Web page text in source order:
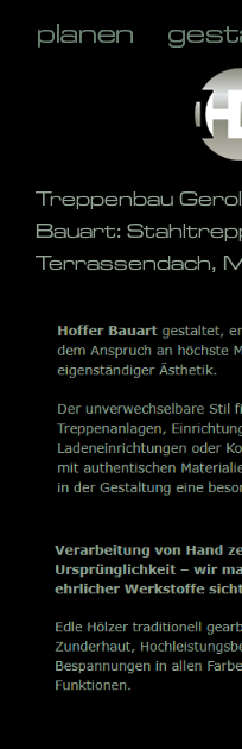
Treppenbau
Bauart:
Terrassendach,